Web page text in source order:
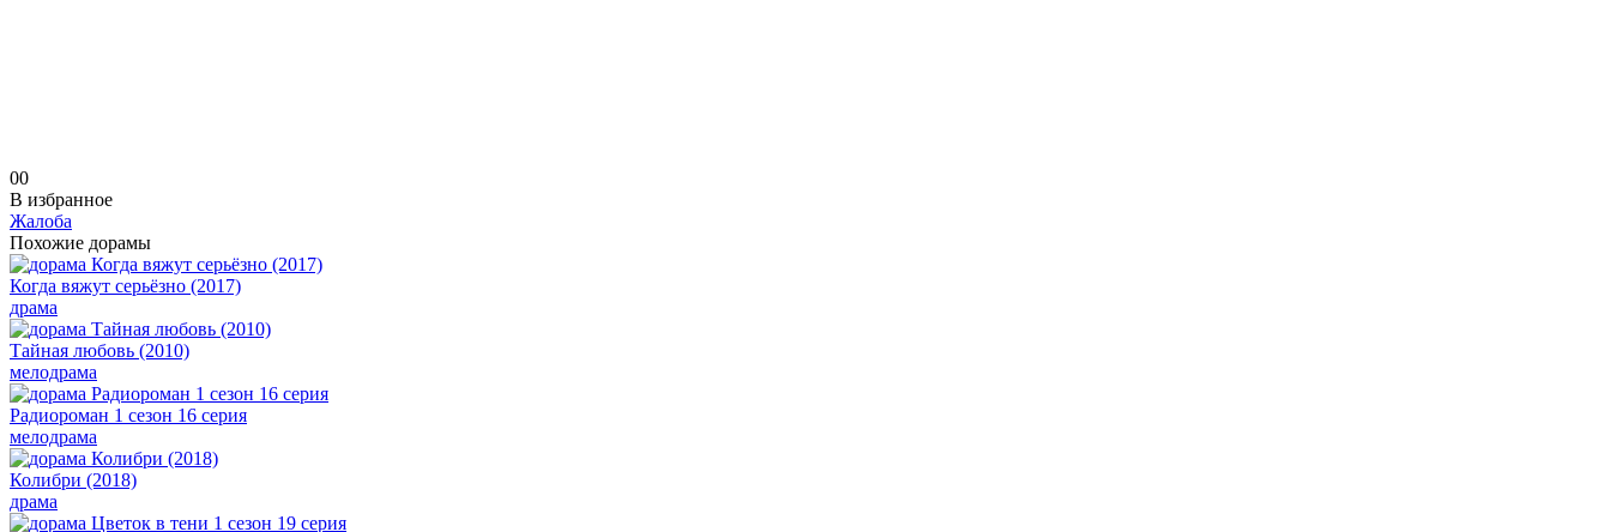
00
В избранное
Жалоба
Похожие дорамы
Когда вяжут серьёзно (2017)
драма
Тайная любовь (2010)
мелодрама
Радиороман 1 сезон 16 серия
мелодрама
Колибри (2018)
драма